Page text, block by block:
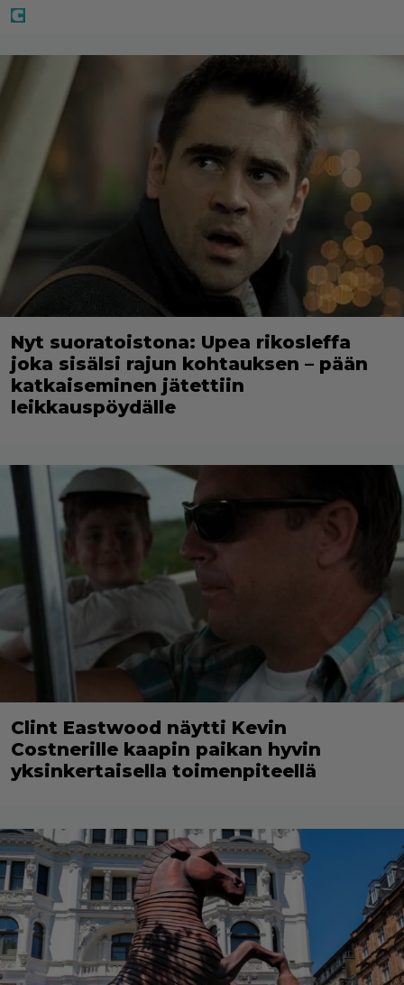
Nyt suoratoistona: Upea rikosleffa
joka sisälsi rajun kohtauksen – pään
katkaiseminen jätettiin
leikkauspöydälle
Clint Eastwood näytti Kevin
Costnerille kaapin paikan hyvin
yksinkertaisella toimenpiteellä